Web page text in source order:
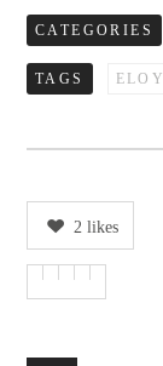
CATEGORIES
TAGS
2 likes